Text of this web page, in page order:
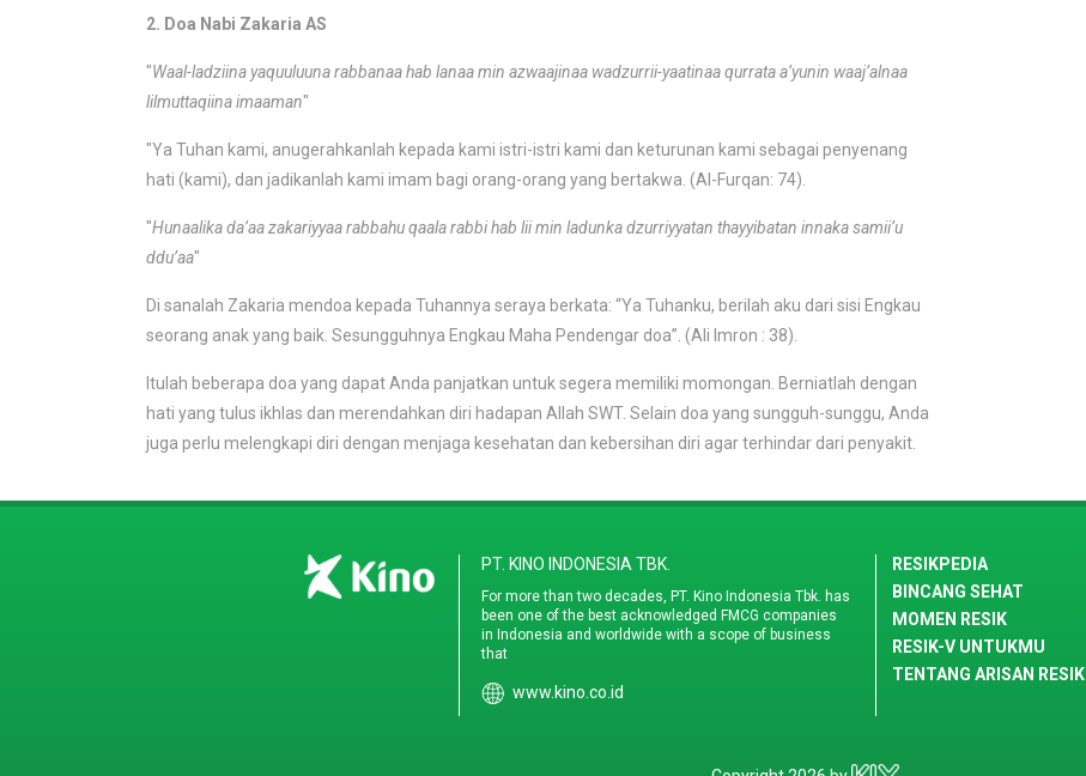
2. Doa Nabi Zakaria AS
"Waal-ladziina yaquuluuna rabbanaa hab lanaa min azwaajinaa wadzurrii-yaatinaa qurrata a’yunin waaj’alnaa
lilmuttaqiina imaaman"
"Ya Tuhan kami, anugerahkanlah kepada kami istri-istri kami dan keturunan kami sebagai penyenang
hati (kami), dan jadikanlah kami imam bagi orang-orang yang bertakwa. (Al-Furqan: 74).
"Hunaalika da’aa zakariyyaa rabbahu qaala rabbi hab lii min ladunka dzurriyyatan thayyibatan innaka samii’u
ddu’aa"
Di sanalah Zakaria mendoa kepada Tuhannya seraya berkata: “Ya Tuhanku, berilah aku dari sisi Engkau
seorang anak yang baik. Sesungguhnya Engkau Maha Pendengar doa”. (Ali Imron : 38).
Itulah beberapa doa yang dapat Anda panjatkan untuk segera memiliki momongan. Berniatlah dengan
hati yang tulus ikhlas dan merendahkan diri hadapan Allah SWT. Selain doa yang sungguh-sunggu, Anda
juga perlu melengkapi diri dengan menjaga kesehatan dan kebersihan diri agar terhindar dari penyakit.
PT. KINO INDONESIA TBK.
For more than two decades, PT. Kino Indonesia Tbk. has
been one of the best acknowledged FMCG companies
in Indonesia and worldwide with a scope of business
that
www.kino.co.id
RESIKPEDIA
BINCANG SEHAT
MOMEN RESIK
RESIK-V UNTUKMU
TENTANG ARISAN RESIK